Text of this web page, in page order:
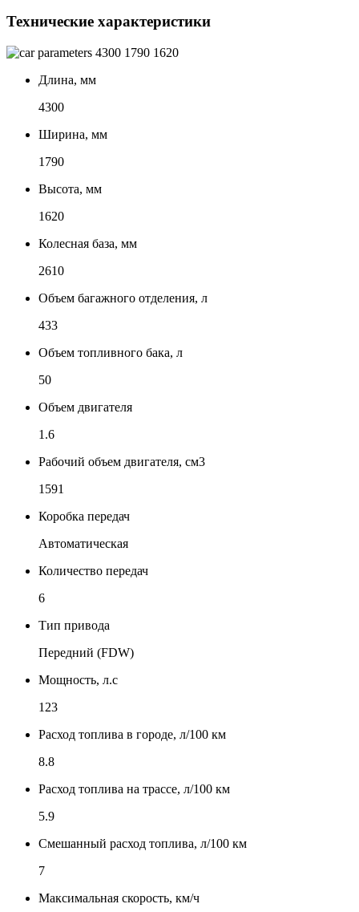
Технические характеристики
4300 1790 1620
Длина, мм
4300
Ширина, мм
1790
Высота, мм
1620
Колесная база, мм
2610
Объем багажного отделения, л
433
Объем топливного бака, л
50
Объем двигателя
1.6
Рабочий объем двигателя, см3
1591
Коробка передач
Автоматическая
Количество передач
6
Тип привода
Передний (FDW)
Мощность, л.с
123
Расход топлива в городе, л/100 км
8.8
Расход топлива на трассе, л/100 км
5.9
Смешанный расход топлива, л/100 км
7
Максимальная скорость, км/ч